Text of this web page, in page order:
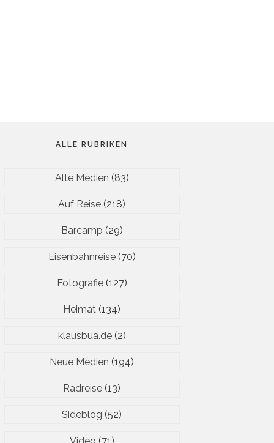
ALLE RUBRIKEN
Alte Medien (83)
Auf Reise (218)
Barcamp (29)
Eisenbahnreise(70)
Fotografie(127)
Heimat (134)
klausbua.de(2)
Neue Medien (194)
Radreise (13)
Sideblog (52)